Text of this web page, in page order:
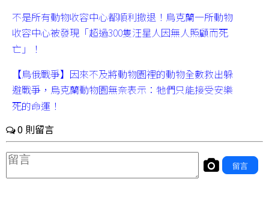
不是所有動物收容中心都順利撤退！烏克蘭一所動物
收容中心被發現「超過300隻汪星人因無人照顧而死
亡」！
【烏俄戰爭】因來不及將動物園裡的動物全數救出躲
避戰爭，烏克蘭動物園無奈表示：牠們只能接受安樂
死的命運！